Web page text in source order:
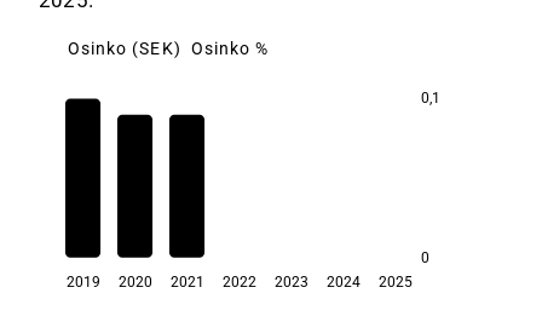
Osinko (SEK) Osinko %
0,1
0
2019 2020 2021 2022 2023 2024 2025